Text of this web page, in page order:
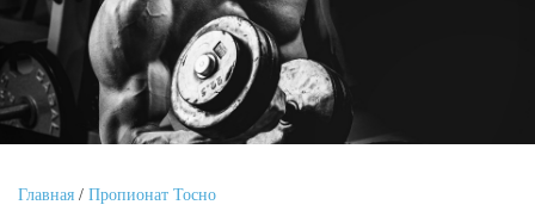
Главная / Пропионат Тосно